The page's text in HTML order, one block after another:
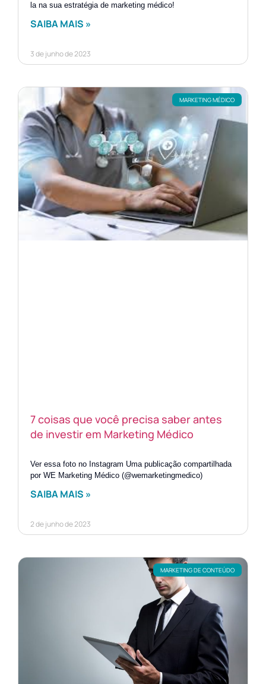
la na sua estratégia de marketing médico!
SAIBA MAIS »
3 de junho de 2023
MARKETING MÉDICO
7 coisas que você precisa saber antes
de investir em Marketing Médico
Ver essa foto no Instagram Uma publicação compartilhada
por WE Marketing Médico (@wemarketingmedico)
SAIBA MAIS »
2 de junho de 2023
MARKETING DE CONTEÚDO